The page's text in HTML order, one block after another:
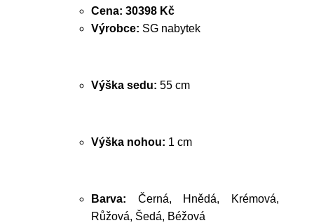
Cena: 30398 Kč
Výrobce: SG nabytek
Výška sedu: 55 cm
Výška nohou: 1 cm
Barva: Černá, Hnědá, Krémová,
Růžová, Šedá, Béžová